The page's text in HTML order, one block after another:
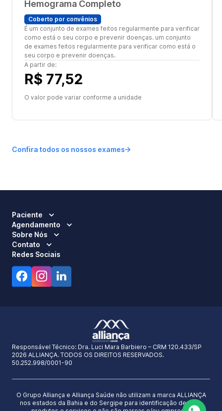
Hemograma Completo
Coberto por convênios
É um conjunto de exames feitos regularmente para verificar
como está o seu corpo e prevenir doenças. um conjunto
de exames feitos regularmente para verificar como está o
seu corpo e prevenir doenças.
A partir de:
R$ 77,52
O valor pode variar conforme a unidade
Confira todos os nossos exames
Paciente
Agendamento
Sobre Nós
Contato
Redes Sociais
Responsável Técnico: Dra. Luci Mara Barbiero – CRM 120.433/SP
2026 ALLIANÇA. TODOS OS DIREITOS RESERVADOS.
50.252.998/0001-90
O Grupo Alliança e Alliança Saúde não utilizam a marca ALLIANÇA
nos estados da Bahia e do Sergipe para identificação de seus